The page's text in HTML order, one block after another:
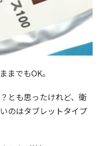
までもOK。
とも思ったけれど、衛
のはタブレットタイプ